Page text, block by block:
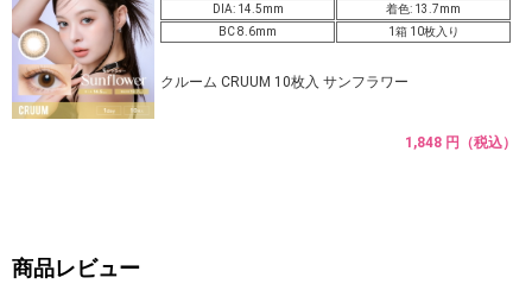
DIA: 14.5mm
着色: 13.7mm
BC 8.6mm
1箱 10枚入り
クルーム CRUUM 10枚入 サンフラワー
1,848 円（税込）
商品レビュー